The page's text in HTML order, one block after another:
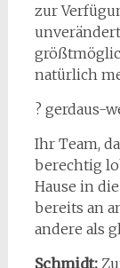
zur
natürlich
? gerdaus-
Ihr Team,
berechtig
Hause in
bereits an
andere als
Schmidt: